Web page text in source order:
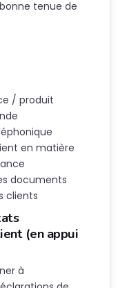
tenue de
/ produit
en matière
documents
clients
(en appui
à